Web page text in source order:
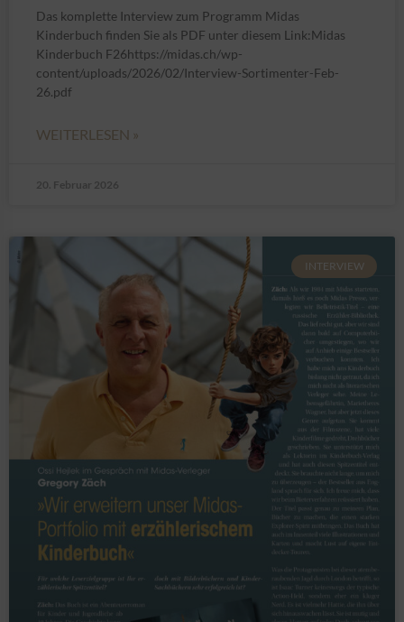
Das komplette Interview zum Programm Midas
Kinderbuch finden Sie als PDF unter diesem Link:Midas
Kinderbuch F26https://midas.ch/wp-
content/uploads/2026/02/Interview-Sortimenter-Feb-
26.pdf
WEITERLESEN »
20. Februar 2026
INTERVIEW